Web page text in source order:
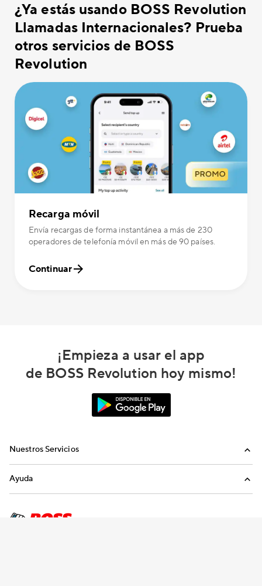
¿Ya estás usando BOSS Revolution
Llamadas Internacionales? Prueba
otros servicios de BOSS
Revolution
Recarga móvil
Envía recargas de forma instantánea a más de 230
operadores de telefonía móvil en más de 90 países.
Continuar
¡Empieza a usar el app
de BOSS Revolution hoy mismo!
Nuestros Servicios
Recargas Internacionales
Ayuda
Envíanos un email